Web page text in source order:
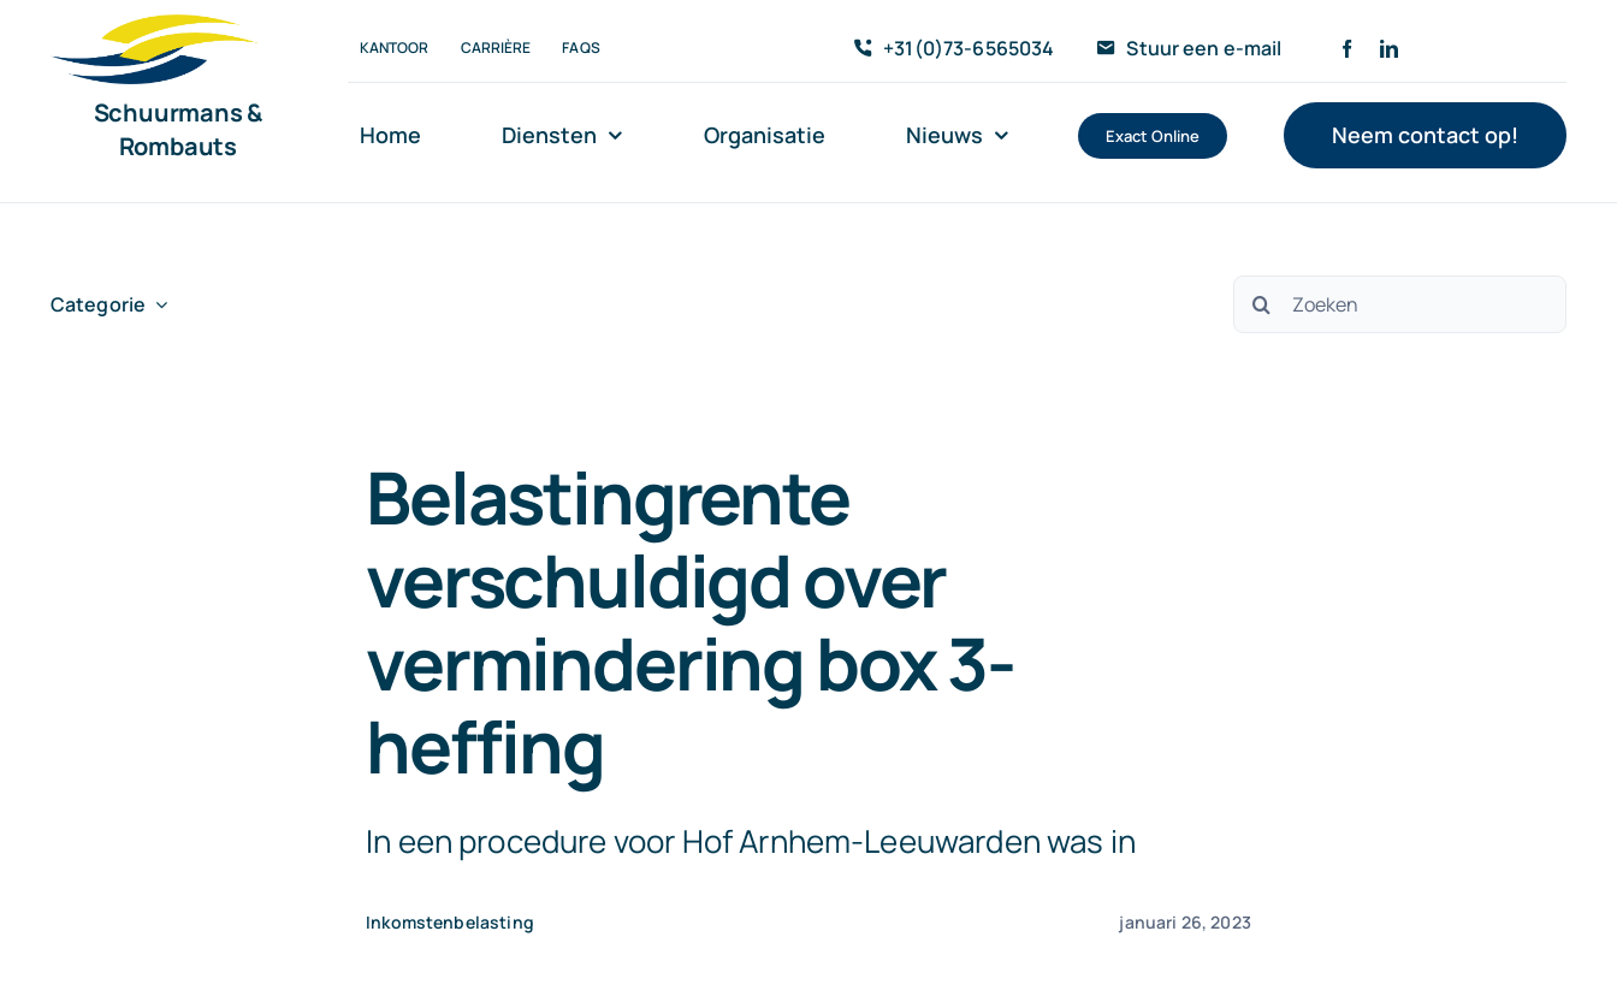
Schuurmans &
Rombauts
KANTOOR CARRIÈRE FAQS +31(0)73-6565034 Stuur een e-mail
Home Diensten Organisatie Nieuws Exact Online Neem contact op!
Categorie
Zoeken
Belastingrente
verschuldigd over
vermindering box 3-
heffing
In een procedure voor Hof Arnhem-Leeuwarden was in
Inkomstenbelasting januari 26, 2023